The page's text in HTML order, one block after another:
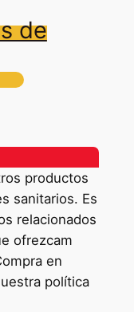
de
productos
sanitarios. Es
relacionados
ofrezcam
en
política